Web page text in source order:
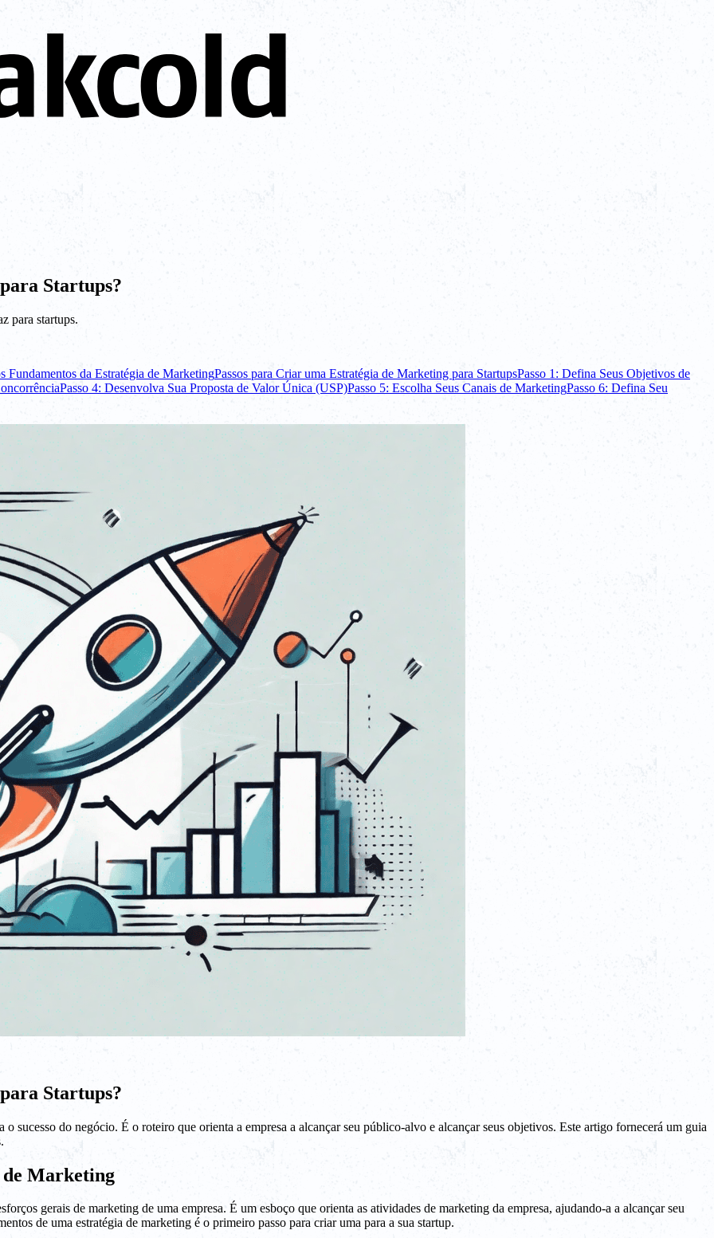
Startups?
para startups.
Fundamentos da Estratégia de MarketingPassos para Criar uma Estratégia de Marketing para StartupsPasso 1: Defina Seus Objetivos de
Passo 4: Desenvolva Sua Proposta de Valor Única (USP)Passo 5: Escolha Seus Canais de MarketingPasso 6: Defina Seu
Startups?
sucesso do negócio. É o roteiro que orienta a empresa a alcançar seu público-alvo e alcançar seus objetivos. Este artigo fornecerá um guia
de Marketing
gerais de marketing de uma empresa. É um esboço que orienta as atividades de marketing da empresa, ajudando-a a alcançar seu
de uma estratégia de marketing é o primeiro passo para criar uma para a sua startup.